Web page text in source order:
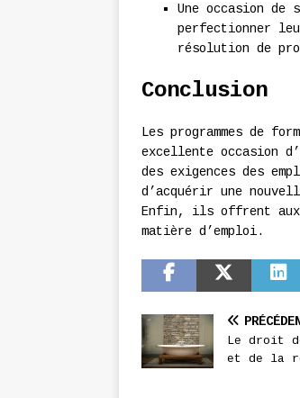
Une occasion de
perfectionner
résolution de
Conclusion
Les programmes de
excellente occasion
des exigences des
d’acquérir une
Enfin, ils offrent aux
matière d’emploi.
Le droit
et de la